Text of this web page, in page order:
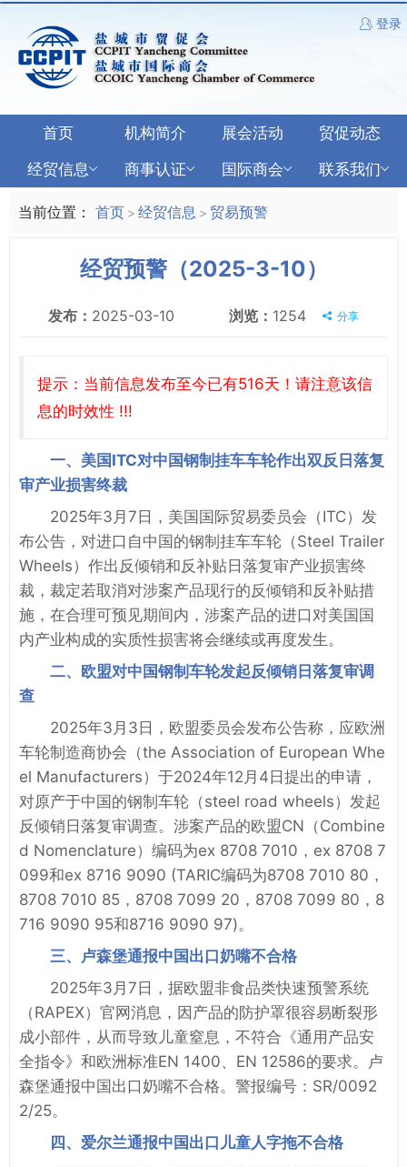
登录
首页 机构简介 展会活动
贸促动态
经贸信息
商事认证 国际商会 联系我们
当前位置： 首页 > 经贸信息 > 贸易预警
经贸预警（2025-3-10）
发布： 2025-03-10 浏览： 1254 分享
提示：当前信息发布至今已有516天！请注意该信
息的时效性 !!!
一、美国ITC对中国钢制挂车车轮作出双反日落复
审产业损害终裁
2025年3月7日，美国国际贸易委员会（ITC）发
布公告，对进口自中国的钢制挂车车轮（Steel Trailer
Wheels）作出反倾销和反补贴日落复审产业损害终
裁，裁定若取消对涉案产品现行的反倾销和反补贴措
施，在合理可预见期间内，涉案产品的进口对美国国
内产业构成的实质性损害将会继续或再度发生。
二、欧盟对中国钢制车轮发起反倾销日落复审调
查
2025年3月3日，欧盟委员会发布公告称，应欧洲
车轮制造商协会（the Association of European Whe
el Manufacturers）于2024年12月4日提出的申请，
对原产于中国的钢制车轮（steel road wheels）发起
反倾销日落复审调查。涉案产品的欧盟CN（Combine
d Nomenclature）编码为ex 8708 7010，ex 8708 7
099和ex 8716 9090 (TARIC编码为8708 7010 80，
8708 7010 85，8708 7099 20，8708 7099 80，8
716 9090 95和8716 9090 97)。
三、卢森堡通报中国出口奶嘴不合格
2025年3月7日，据欧盟非食品类快速预警系统
（RAPEX）官网消息，因产品的防护罩很容易断裂形
成小部件，从而导致儿童窒息，不符合《通用产品安
全指令》和欧洲标准EN 1400、EN 12586的要求。卢
森堡通报中国出口奶嘴不合格。警报编号：SR/0092
2/25。
四、爱尔兰通报中国出口儿童人字拖不合格